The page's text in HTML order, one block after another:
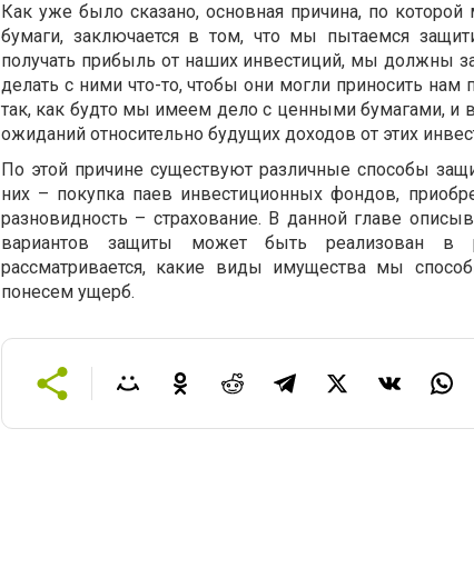
Как уже было сказано, основная причина, по
бумаги, заключается в том, что мы пытаемся
получать прибыль от наших инвестиций, мы должны
делать с ними что-то, чтобы они могли приносить нам
так, как будто мы имеем дело с ценными бумагами, и
ожиданий относительно будущих доходов от этих
По этой причине существуют различные способы
них – покупка паев инвестиционных фондов,
разновидность – страхование. В данной главе
вариантов защиты может быть реализован в
рассматривается, какие виды имущества мы
понесем ущерб.